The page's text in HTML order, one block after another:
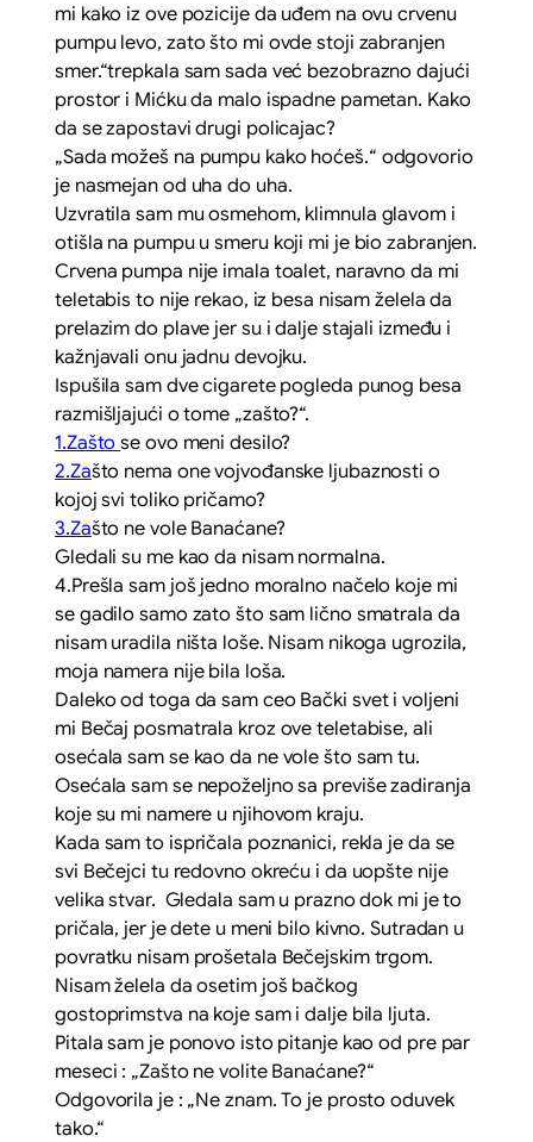
mi kako iz ove pozicije da uđem na ovu crvenu
pumpu levo, zato što mi ovde stoji zabranjen
smer.“trepkala sam sada već bezobrazno dajući
prostor i Mićku da malo ispadne pametan. Kako
da se zapostavi drugi policajac?
„Sada možeš na pumpu kako hoćeš.“ odgovorio
je nasmejan od uha do uha.
Uzvratila sam mu osmehom, klimnula glavom i
otišla na pumpu u smeru koji mi je bio zabranjen.
Crvena pumpa nije imala toalet, naravno da mi
teletabis to nije rekao, iz besa nisam želela da
prelazim do plave jer su i dalje stajali između i
kažnjavali onu jadnu devojku.
Ispušila sam dve cigarete pogleda punog besa
razmišljajući o tome „zašto?“.
1.Zaštose ovo meni desilo?
2.Zašto nema one vojvođanske ljubaznosti o
kojoj svi toliko pričamo?
3.Zašto ne vole Banaćane?
Gledali su me kao da nisam normalna.
4.Prešla sam još jedno moralno načelo koje mi
se gadilo samo zato što sam lično smatrala da
nisam uradila ništa loše. Nisam nikoga ugrozila,
moja namera nije bila loša.
Daleko od toga da sam ceo Bački svet i voljeni
mi Bečaj posmatrala kroz ove teletabise, ali
osećala sam se kao da ne vole što sam tu.
Osećala sam se nepoželjno sa previše zadiranja
koje su mi namere u njihovom kraju.
Kada sam to ispričala poznanici, rekla je da se
svi Bečejci tu redovno okreću i da uopšte nije
velika stvar. Gledala sam u prazno dok mi je to
pričala, jer je dete u meni bilo kivno. Sutradan u
povratku nisam prošetala Bečejskim trgom.
Nisam želela da osetim još bačkog
gostoprimstva na koje sam i dalje bila ljuta.
Pitala sam je ponovo isto pitanje kao od pre par
meseci : „Zašto ne volite Banaćane?“
Odgovorila je : „Ne znam. To je prosto oduvek
tako.“